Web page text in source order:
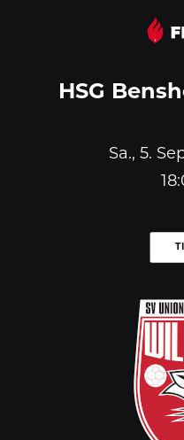
HSG
Sa., 5.